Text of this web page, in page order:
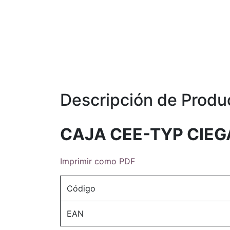
Descripción de
CAJA CEE-TYP
Imprimir como PDF
Código
EAN